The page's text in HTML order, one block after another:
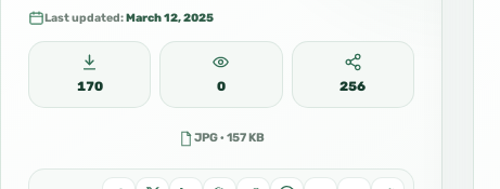
Last updated:March 12, 2025
170 0 256
JPG · 157 KB